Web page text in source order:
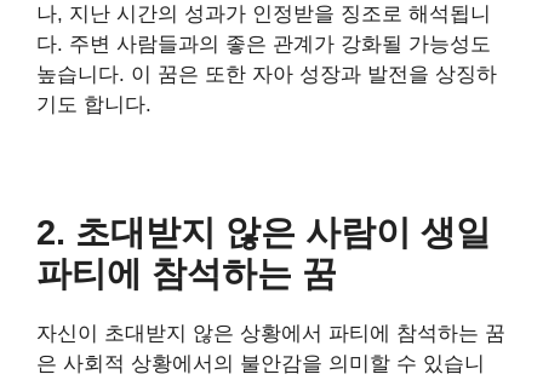
나, 지난 시간의 성과가 인정받을 징조로 해석됩니
다. 주변 사람들과의 좋은 관계가 강화될 가능성도
높습니다. 이 꿈은 또한 자아 성장과 발전을 상징하
기도 합니다.
2. 초대받지 않은 사람이 생일
파티에 참석하는 꿈
자신이 초대받지 않은 상황에서 파티에 참석하는 꿈
은 사회적 상황에서의 불안감을 의미할 수 있습니